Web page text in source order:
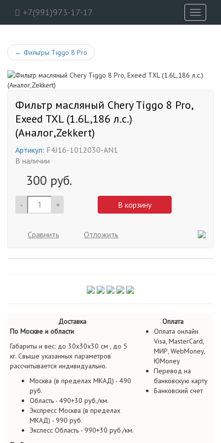
+7(991)973-17-17
Toggle
← Фильтры Tiggo 8 Pro
Фильтр масляный Chery Tiggo 8 Pro,
Exeed TXL (1.6L,186 л.с.)
(Аналог,Zekkert)
Артикул: F4J16-1012030-AN1
В наличии
300 руб.
- + В корзину
Сравнить Отложить
Доставка
Оплата
По Москве и области
Габариты и вес: до 30х30х30 см , до 5
кг. Свыше указанных параметров
рассчитывается индивидуально.
Москва (в пределах МКАД) - 490
руб.
Область - 490+30 руб./км.
Экспресс Москва (в пределах
МКАД) - 990 руб.
Экспесс Область - 990+30 руб./км.
Оплата онлайн
Visa, MasterCard,
МИР, WebMoney,
ЮMoney
Перевод на
банковскую карту
Банковский счет